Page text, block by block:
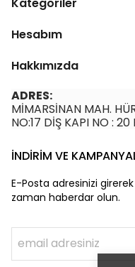
Hesabım
Hakkımızda
ADRES:
MİMARSİNAN MAH.
NO:17 DİŞ KAPI NO :
İNDİRİM VE
E-Posta adresinizi
zaman haberdar olun.